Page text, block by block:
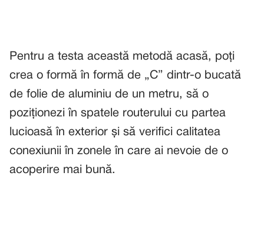
Pentru a testa această metodă acasă, poți
crea o formă în formă de „C” dintr-o bucată
de folie de aluminiu de un metru, să o
poziționezi în spatele routerului cu partea
lucioasă în exterior și să verifici calitatea
conexiunii în zonele în care ai nevoie de o
acoperire mai bună.